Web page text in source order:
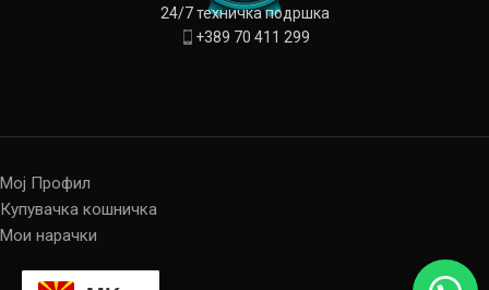
24/7 техничка подршка
+389 70 411 299
Мој Профил
Купувачка кошничка
Мои нарачки